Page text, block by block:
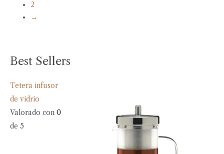
2
→
Best Sellers
Tetera infusor
de vidrio
Valorado con 0
de 5